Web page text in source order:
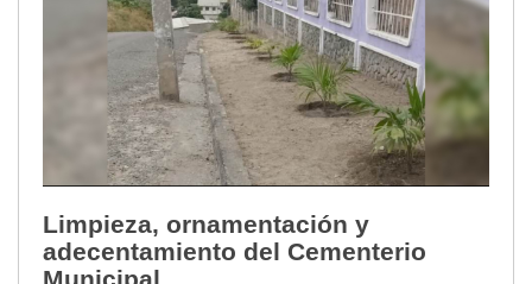
Limpieza, ornamentación y
adecentamiento del Cementerio